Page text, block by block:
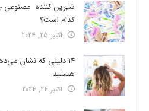
شیرین کننده مصنوعی
کدام است؟
اکتبر 25, 2024
14 دلیلی که نشان
هستید
اکتبر 24, 2024